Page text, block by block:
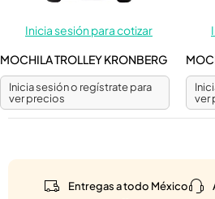
Inicia sesión para cotizar
MOCHILA TROLLEY KRONBERG
Inicia sesión o regístrate para
ver precios
ver
Entregas a todo México